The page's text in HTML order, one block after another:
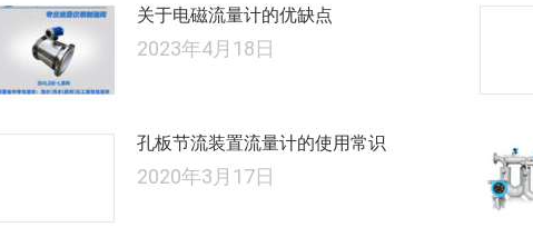
关于电磁流量计的优缺点
2023年4月18日
孔板节流装置流量计的使用常识
2020年3月17日